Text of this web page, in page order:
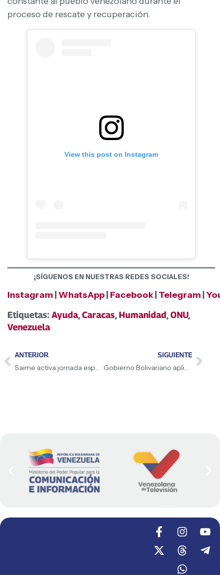
proceso de rescate y recuperación.
View this post on Instagram
¡SÍGUENOS EN NUESTRAS REDES SOCIALES!
Instagram WhatsApp Facebook Telegram
Etiquetas: Ayuda,Caracas, Humanidad,ONU,
Venezuela
ANTERIOR
Saime activa jornada especial de renovación de cédula de identidad sin cita previa en el territorio nacional
SIGUIENTE
Gobierno Bolivariano aplica protocolo de evaluación estructural en hospitales para garantizar la seguridad de pacientes y personal de salud